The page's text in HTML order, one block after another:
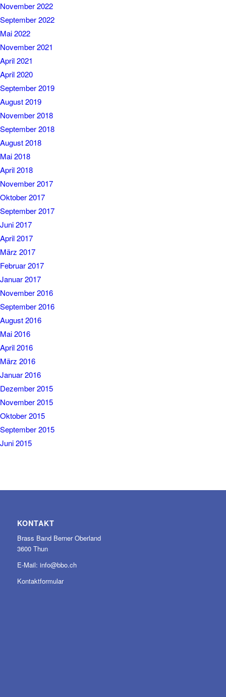
November 2022
September 2022
Mai 2022
November 2021
April 2021
April 2020
September 2019
August 2019
November 2018
September 2018
August 2018
Mai 2018
April 2018
November 2017
Oktober 2017
September 2017
Juni 2017
April 2017
März 2017
Februar 2017
Januar 2017
November 2016
September 2016
August 2016
Mai 2016
April 2016
März 2016
Januar 2016
Dezember 2015
November 2015
Oktober 2015
September 2015
Juni 2015
KONTAKT
Brass Band Berner Oberland
3600 Thun
E-Mail: info@bbo.ch
Kontaktformular